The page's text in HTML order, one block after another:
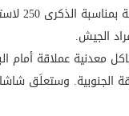
الجيش.
معدنية عملاقة
الجنوبية. وستعلَق